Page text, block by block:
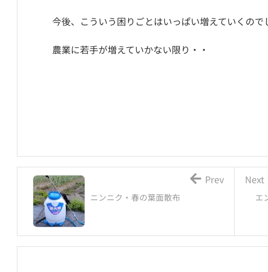
今後、こういう困りごとはいっぱい増えていくので
農業に若手が増えていかない限り・・
エ
Next
ニンニク・春の葉面散布
Prev